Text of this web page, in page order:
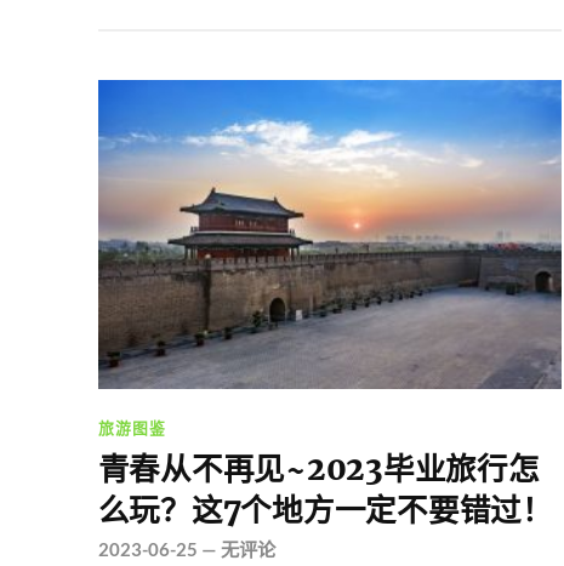
旅游图鉴
青春从不再见~2023毕业旅行怎
么玩？这7个地方一定不要错过！
2023-06-25 — 无评论